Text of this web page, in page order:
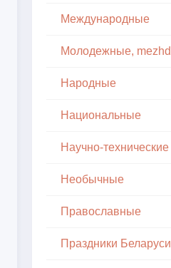
Международные
Народные
Национальные
Научно-технические
Необычные
Православные
Праздники Беларуси